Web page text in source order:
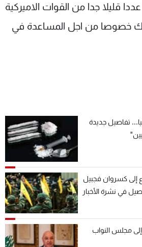
قليلا جدا من القوات الاميركية
خصوصا من اجل المساعدة في
تفاصيل جديدة
إلى كسروان فجبيل
في نشرة الأخبار